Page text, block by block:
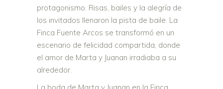
protagonismo. Risas, bailes y la alegría de
los invitados llenaron la pista de baile. La
Finca Fuente Arcos se transformó en un
escenario de felicidad compartida, donde
el amor de Marta y Juanan irradiaba a su
alrededor.